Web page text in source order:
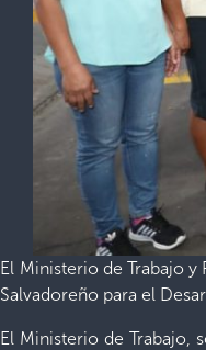
El Ministerio de Trabajo
Salvadoreño para el
El Ministerio de Trabajo,